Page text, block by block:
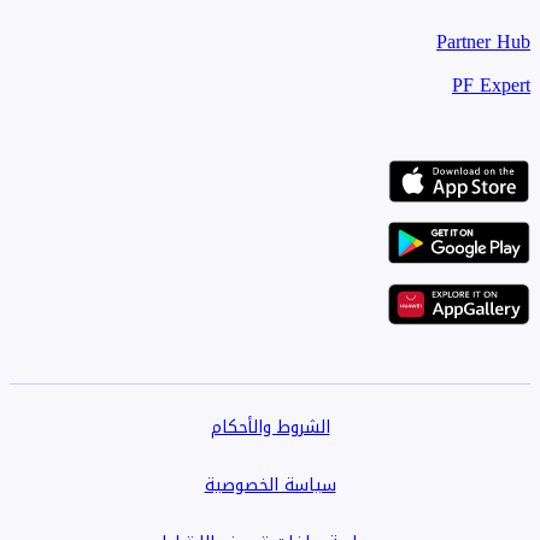
Partner Hub
PF Expert
الشروط والأحكام
سياسة الخصوصية